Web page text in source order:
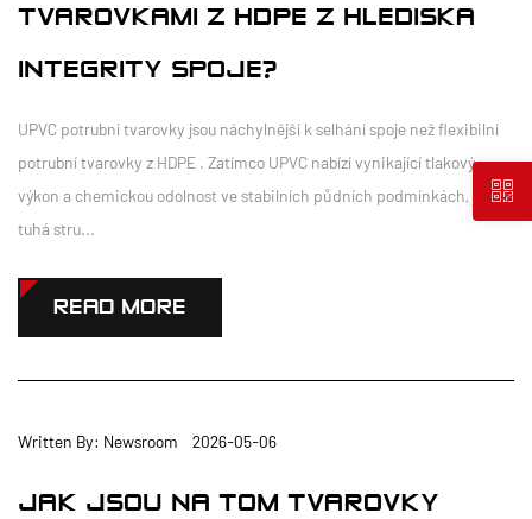
TVAROVKAMI Z HDPE Z HLEDISKA
INTEGRITY SPOJE?
UPVC potrubní tvarovky jsou náchylnější k selhání spoje než flexibilní
potrubní tvarovky z HDPE . Zatímco UPVC nabízí vynikající tlakový
výkon a chemickou odolnost ve stabilních půdních podmínkách, jeho
tuhá stru...
READ MORE
Written By: Newsroom 2026-05-06
JAK JSOU NA TOM TVAROVKY